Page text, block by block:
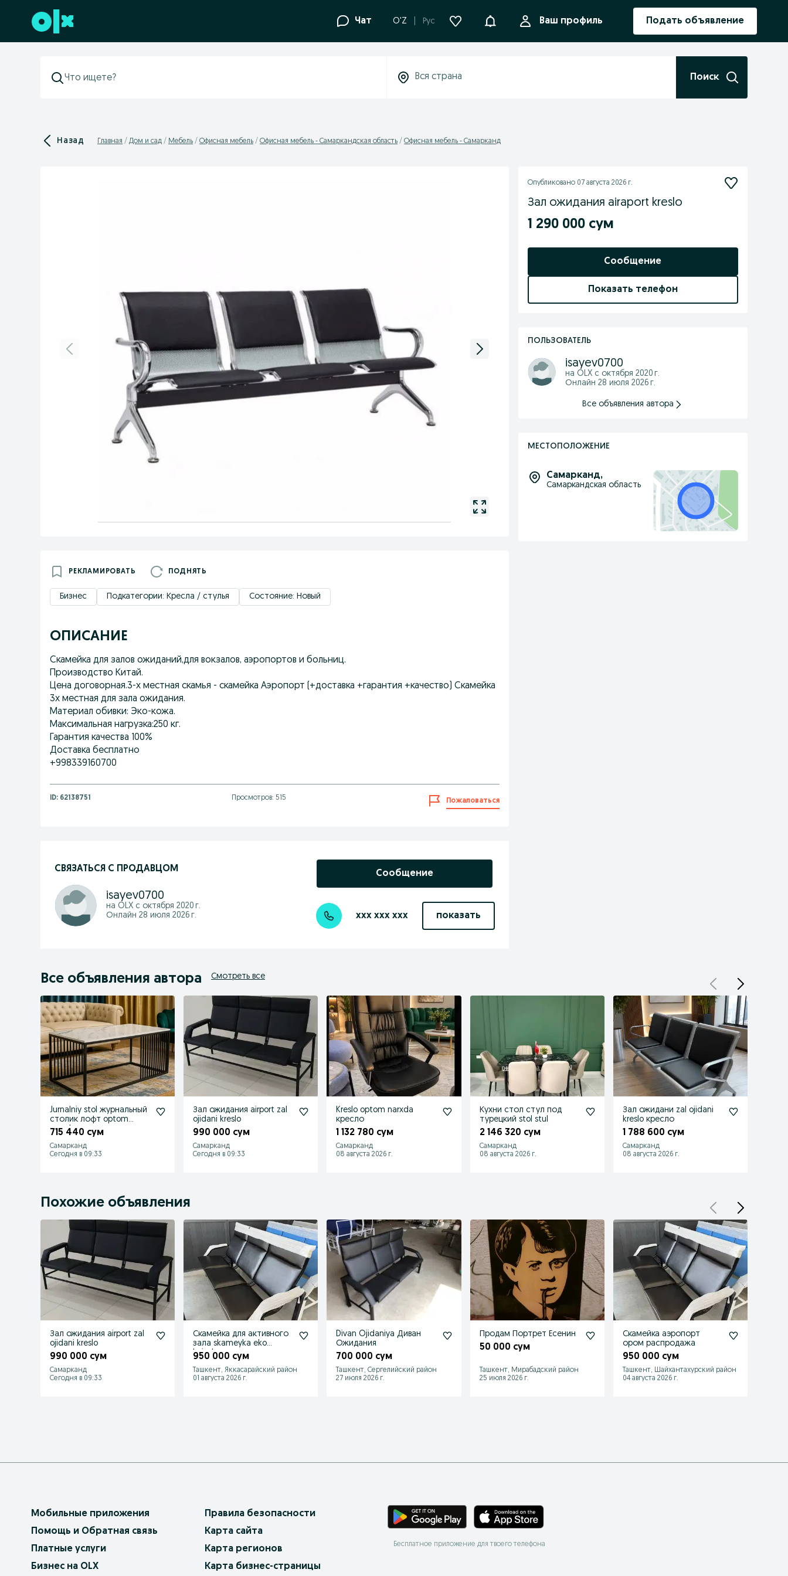
Перейти к нижнему колонтитулу Чат O'Z Рус УведомленияВаш профиль Подать объявление
Поиск
Назад Главная Дом и сад Мебель Офисная мебель Офисная мебель - Самаркандская область Офисная мебель - Самарканд
РЕКЛАМИРОВАТЬ ПОДНЯТЬ
Бизнес Подкатегории: Кресла / стулья Состояние: Новый
ОПИСАНИЕ
Скамейка для залов ожиданий,для вокзалов, аэропортов и больниц.
Производство Китай.
Цена договорная.3-х местная скамья - скамейка Аэропорт (+доставка +гарантия +качество) Скамейка
3х местная для зала ожидания.
Материал обивки: Эко-кожа.
Максимальная нагрузка:250 кг.
Гарантия качества 100%
Доставка бесплатно
+998339160700
ID: 62138751 Просмотров: 515 Пожаловаться
СВЯЗАТЬСЯ С ПРОДАВЦОМ
isayev0700
на OLX с октября 2020 г.
Онлайн 28 июля 2026 г.
Сообщение
xxx xxx xxx показать
Опубликовано 07 августа 2026 г.
Зал ожидания airaport kreslo
1 290 000 сум
Сообщение
Показать телефон
ПОЛЬЗОВАТЕЛЬ
isayev0700
на OLX с октября 2020 г.
Онлайн 28 июля 2026 г.
Все объявления автора
МЕСТОПОЛОЖЕНИЕ
Самарканд,
Самаркандская область
Все объявления автора Смотреть все
Jurnalniy stol журнальный
столик лофт optom
narxda
715 440 сум
Самарканд
Сегодня в 09:33
Зал ожидания airport zal
ojidani kreslo
990 000 сум
Самарканд
Сегодня в 09:33
Kreslo optom narxda
кресло
1 132 780 сум
Самарканд
08 августа 2026 г.
Кухни стол стул под
турецкий stol stul
2 146 320 сум
Самарканд
08 августа 2026 г.
Зал ожидани zal ojidani
kreslo кресло
1 788 600 сум
Самарканд
08 августа 2026 г.
Похожие объявления
Зал ожидания airport zal
ojidani kreslo
990 000 сум
Самарканд
Сегодня в 09:33
Скамейка для активного
зала skameyka eko
kojadan
950 000 сум
Ташкент, Яккасарайский район
01 августа 2026 г.
Divan Ojidaniya Диван
Ожидания
700 000 сум
Ташкент, Сергелийский район
27 июля 2026 г.
Продам Портрет Есенин
50 000 сум
Ташкент, Мирабадский район
25 июля 2026 г.
Скамейка аэропорт
ором распродажа
950 000 сум
Ташкент, Шайхантахурский район
04 августа 2026 г.
Мобильные приложения
Помощь и Обратная связь
Платные услуги
Бизнес на OLX
Правила безопасности
Карта сайта
Карта регионов
Карта бизнес-страницы
Бесплатное приложение для твоего телефона